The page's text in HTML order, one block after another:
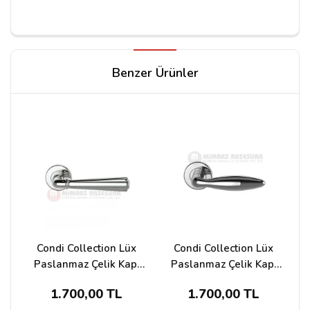
Yorum Yapın
Yorumunuz*
Benzer Ürünler
Condi Collection Lüx
Paslanmaz Çelik Kapı
1.700,00 TL
Condi Collection Lüx
Paslanmaz Çelik Kapı
1.700,00 TL